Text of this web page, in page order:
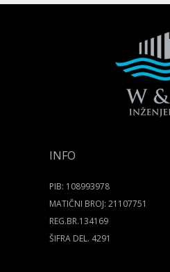
INFO
PIB: 108993978
MATIČNI BROJ: 21107751
REG.BR.134169
ŠIFRA DEL. 4291